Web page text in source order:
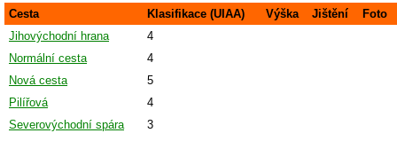
Cesta Klasifikace (UIAA) Výška Jištění
Foto
Jihovýchodní hrana
4
Normální cesta
4
Nová cesta
5
Pilířová
4
Severovýchodní spára
3